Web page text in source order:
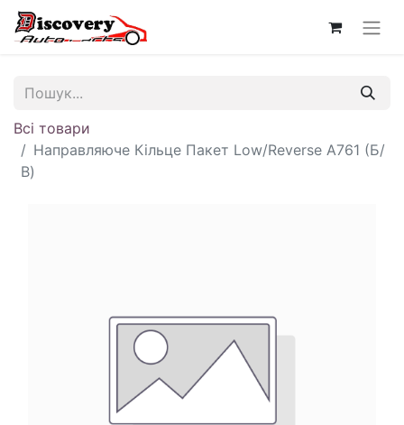
Всі товари
Направляюче Кільце Пакет Low/Reverse A761 (Б/
В)